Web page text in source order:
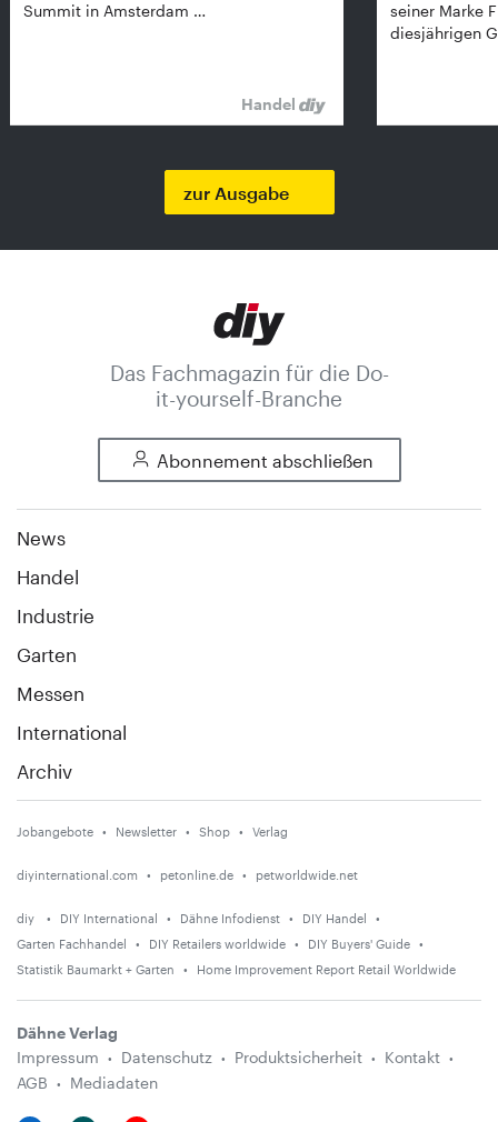
Summit in Amsterdam …
Handel
seiner Marke
diesjährigen
zur Ausgabe
Das Fachmagazin für die Do-
it-yourself-Branche
Abonnement abschließen
News
Handel
Industrie
Garten
Messen
International
Archiv
Jobangebote Newsletter Shop Verlag
diyinternational.com petonline.de petworldwide.net
diy DIY International Dähne Infodienst
DIY Handel
Garten Fachhandel
DIY Retailers worldwide
DIY Buyers' Guide
Statistik Baumarkt + Garten
Home Improvement Report Retail Worldwide
Dähne Verlag
Impressum
Datenschutz Produktsicherheit
Kontakt
AGB
Mediadaten